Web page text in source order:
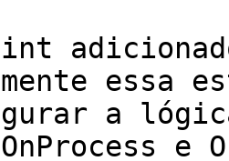
essa
a
e